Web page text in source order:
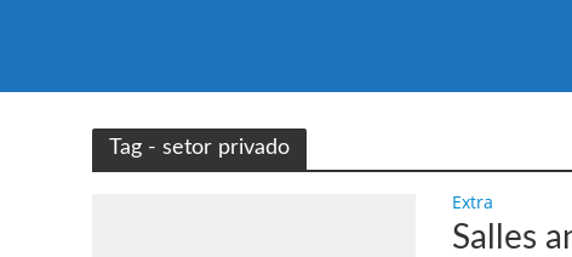
Tag - setor privado
Extra
Salles